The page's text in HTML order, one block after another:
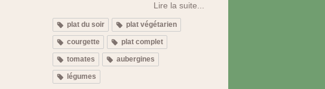
Lire la suite...
plat du soir plat végétarien
courgette plat complet
tomates aubergines
légumes